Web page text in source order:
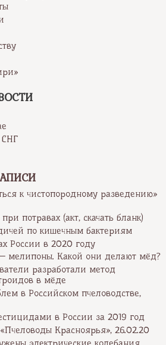
СНГ
к чистопородному разведению»
потравах (акт, скачать бланк)
по кишечным бактериям
России в 2020 году
мелипоны. Какой они делают мёд?
разработали метод
в мёде
в Российском пчеловодстве,
в России за 2019 год
Красноярья», 26.02.20